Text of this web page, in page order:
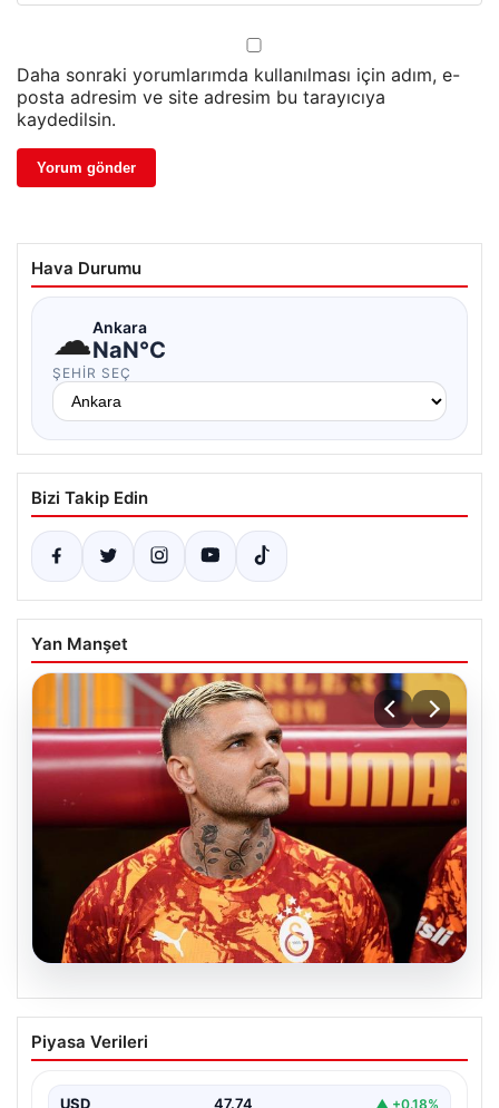
Daha sonraki yorumlarımda kullanılması için adım, e-
posta adresim ve site adresim bu tarayıcıya
kaydedilsin.
Hava Durumu
☁Ankara
NaN°C
ŞEHIR SEÇ
Bizi Takip Edin
Yan Manşet
07.08.2026
İşte Yeni Gelişme! Mauro Icardi’nin
Transferi Yakında Belli Olacak
yaşayan Mauro Icardi’nin yakın zamanda yeni adresini…
Piyasa Verileri
USD 47.74 ▲ +0.18%